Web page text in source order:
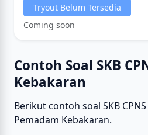
Tryout Belum Tersedia
Coming soon
Contoh Soal SKB
Kebakaran
Berikut contoh soal SKB
Pemadam Kebakaran.